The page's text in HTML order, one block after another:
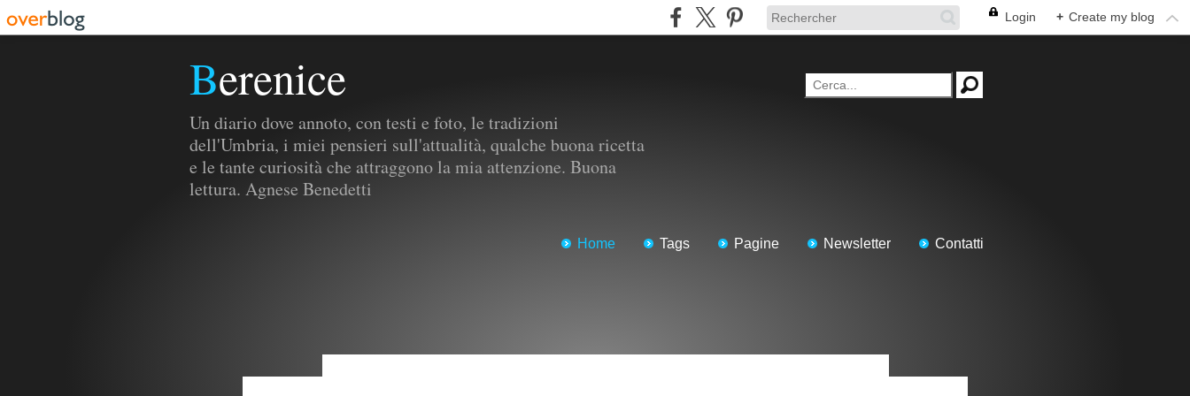
Login + Create my blog
Berenice
Un diario dove annoto, con testi e foto, le tradizioni
dell'Umbria, i miei pensieri sull'attualità, qualche buona ricetta
e le tante curiosità che attraggono la mia attenzione. Buona
lettura. Agnese Benedetti
Home Tags Pagine Newsletter Contatti